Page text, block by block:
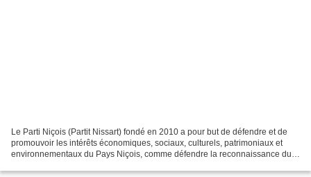
Le Parti Niçois (Partit Nissart) fondé en 2010 a pour but de défendre et de
promouvoir les intérêts économiques, sociaux, culturels, patrimoniaux et
environnementaux du Pays Niçois, comme défendre la reconnaissance du